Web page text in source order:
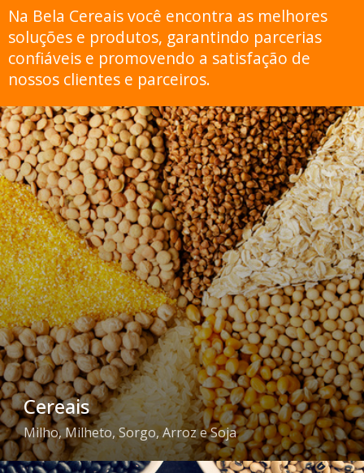
Na Bela Cereais você encontra as melhores
soluções e produtos, garantindo parcerias
confiáveis e promovendo a satisfação de
nossos clientes e parceiros.
Cereais
Milho, Milheto, Sorgo, Arroz e Soja